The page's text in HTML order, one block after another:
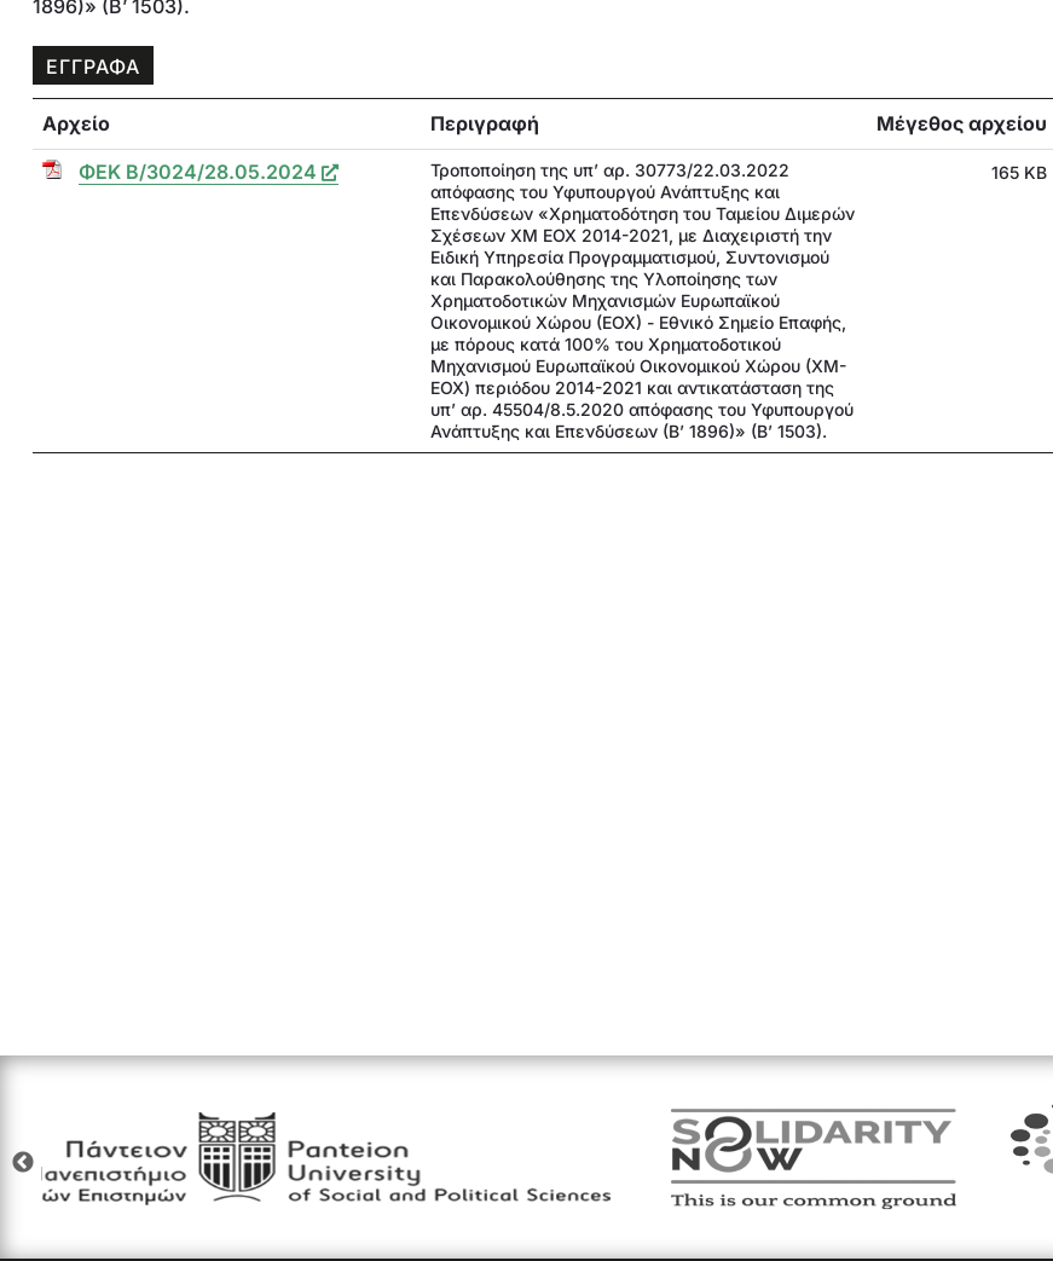
1896)» (Β’ 1503).
ΕΓΓΡΑΦΑ
Αρχείο Περιγραφή
Μέγεθος αρχείου
ΦΕΚ Β/3024/28.05.2024
Τροποποίηση της υπ’ αρ. 30773/22.03.2022
απόφασης του Υφυπουργού Ανάπτυξης και
Επενδύσεων «Χρηματοδότηση του Ταμείου Διμερών
Σχέσεων ΧΜ ΕΟΧ 2014-2021, με Διαχειριστή την
Ειδική Υπηρεσία Προγραμματισμού, Συντονισμού
και Παρακολούθησης της Υλοποίησης των
Χρηματοδοτικών Μηχανισμών Ευρωπαϊκού
Οικονομικού Χώρου (ΕΟΧ) - Εθνικό Σημείο Επαφής,
με πόρους κατά 100% του Χρηματοδοτικού
Μηχανισμού Ευρωπαϊκού Οικονομικού Χώρου (ΧΜ-
ΕΟΧ) περιόδου 2014-2021 και αντικατάσταση της
υπ’ αρ. 45504/8.5.2020 απόφασης του Υφυπουργού
Ανάπτυξης και Επενδύσεων (Β’ 1896)» (Β’ 1503).
165 KB